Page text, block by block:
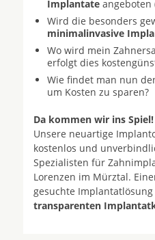
Implantate angeboten
Wird die besonders
minimalinvasive
Wo wird mein
erfolgt dies
Wie findet man nun
um Kosten zu sparen?
Da kommen wir ins Spiel!
Unsere neuartige
kostenlos und
Spezialisten für
Lorenzen im Mürztal.
gesuchte
transparenten